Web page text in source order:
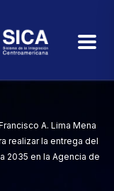
A. Lima Mena
realizar la entrega del
2035 en la Agencia de